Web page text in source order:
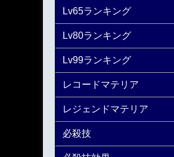
Lv65ランキング
Lv80ランキング
Lv99ランキング
レコードマテリア
レジェンドマテリア
必殺技